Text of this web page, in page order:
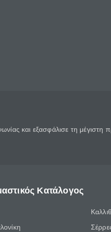
και εξασφάλισε τη μέγιστη
Κατάλογος